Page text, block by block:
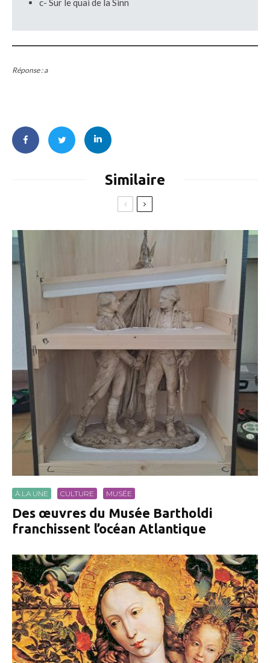
c- Sur le quai de la Sinn
Réponse : a
Similaire
À LA UNE CULTURE MUSÉE
Des œuvres du Musée Bartholdi
franchissent l’océan Atlantique